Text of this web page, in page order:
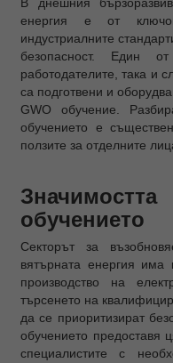
енергия е от
индустриалните
безопасност. Един
работодателите, така и
са подготвени и
GWO обучение.
обучението е
ползите за отделните
обучението
Секторът за
вятърната енергия има
производство на
търсенето на
да се приоритизират
обучението предоставя
специалистите с